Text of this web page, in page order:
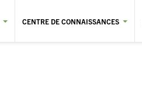
CENTRE DE CONNAISSANCES